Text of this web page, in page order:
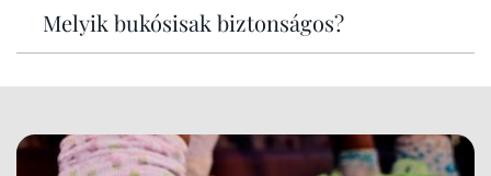
Melyik bukósisak biztonságos?